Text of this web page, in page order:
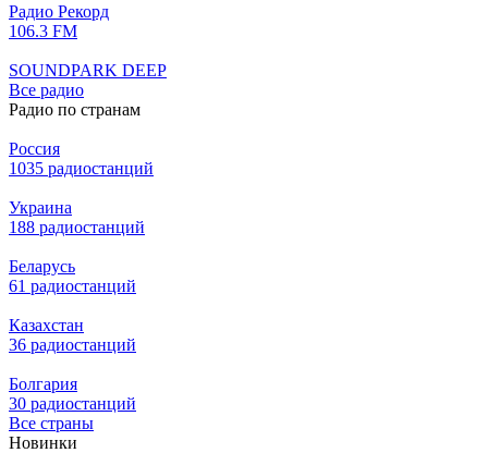
Радио Рекорд
106.3 FM
SOUNDPARK DEEP
Все радио
Радио по странам
Россия
1035 радиостанций
Украина
188 радиостанций
Беларусь
61 радиостанций
Казахстан
36 радиостанций
Болгария
30 радиостанций
Все страны
Новинки